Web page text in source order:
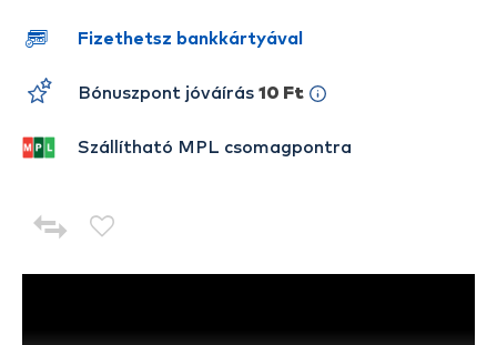
Fizethetsz bankkártyával
Bónuszpont jóváírás 10 Ft
Szállítható MPL csomagpontra